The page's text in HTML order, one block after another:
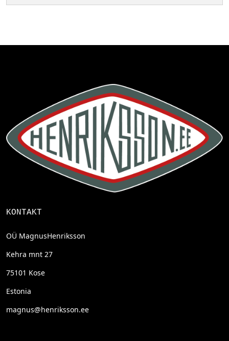
KONTAKT
OÜ MagnusHenriksson
Kehra mnt 27
75101 Kose
Estonia
magnus@henriksson.ee